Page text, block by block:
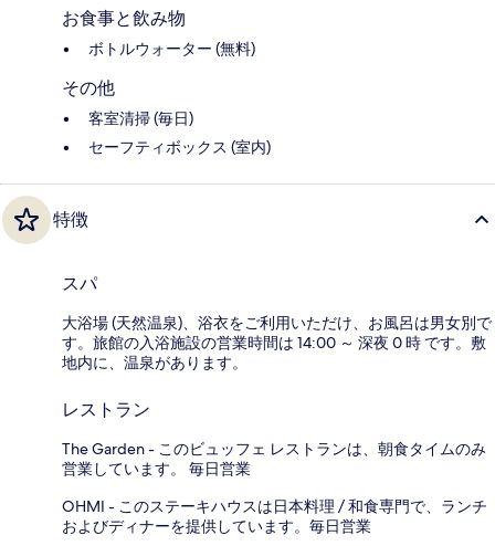
お食事と飲み物
ボトルウォーター (無料)
その他
客室清掃 (毎日)
セーフティボックス (室内)
特徴
スパ
大浴場 (天然温泉)、浴衣をご利用いただけ、お風呂は男女別で
す。旅館の入浴施設の営業時間は 14:00 ～ 深夜 0 時 です。敷
地内に、温泉があります。
レストラン
The Garden - このビュッフェ レストランは、朝食タイムのみ
営業しています。 毎日営業
OHMI - このステーキハウスは日本料理 / 和食専門で、ランチ
およびディナーを提供しています。毎日営業